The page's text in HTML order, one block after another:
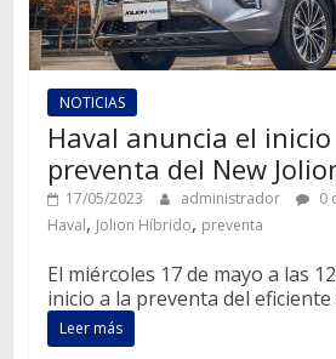
NOTICIAS
Haval anuncia el inicio
preventa del New
17/05/2023 administrador
0
Haval, Jolion Híbrido, preventa
El miércoles 17 de mayo a las
inicio a la preventa del eficiente
Leer más